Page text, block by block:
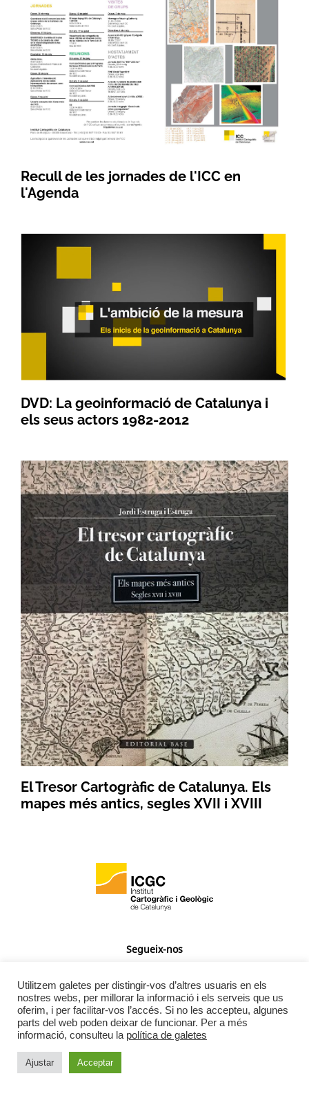
Recull de les jornades de l'ICC en
l'Agenda
DVD: La geoinformació de Catalunya i
els seus actors 1982-2012
El Tresor Cartogràfic de Catalunya. Els
mapes més antics, segles XVII i XVIII
Segueix-nos
Contacte
Utilitzem galetes per distingir-vos d’altres usuaris en els
nostres webs, per millorar la informació i els serveis que us
oferim, i per facilitar-vos l’accés. Si no les accepteu, algunes
parts del web poden deixar de funcionar. Per a més
informació, consulteu la política de galetes
Ajustar Acceptar